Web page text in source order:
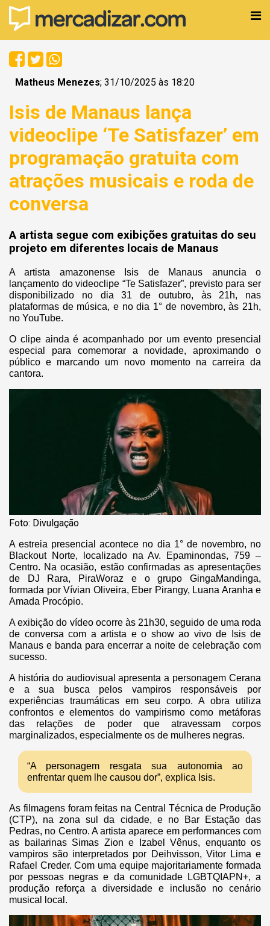
Matheus Menezes; 31/10/2025 às 18:20
Isis de Manaus lança
videoclipe ‘Te Satisfazer’ em
programação gratuita com
atrações musicais e roda de
conversa
A artista segue com exibições gratuitas do seu
projeto em diferentes locais de Manaus
A artista amazonense Isis de Manaus anuncia o
lançamento do videoclipe “Te Satisfazer”, previsto para ser
disponibilizado no dia 31 de outubro, às 21h, nas
plataformas de música, e no dia 1° de novembro, às 21h,
no YouTube.
O clipe ainda é acompanhado por um evento presencial
especial para comemorar a novidade, aproximando o
público e marcando um novo momento na carreira da
cantora.
Foto: Divulgação
A estreia presencial acontece no dia 1° de novembro, no
Blackout Norte, localizado na Av. Epaminondas, 759 –
Centro. Na ocasião, estão confirmadas as apresentações
de DJ Rara, PiraWoraz e o grupo GingaMandinga,
formada por Vívian Oliveira, Eber Pirangy, Luana Aranha e
Amada Procópio.
A exibição do vídeo ocorre às 21h30, seguido de uma roda
de conversa com a artista e o show ao vivo de Isis de
Manaus e banda para encerrar a noite de celebração com
sucesso.
A história do audiovisual apresenta a personagem Cerana
e a sua busca pelos vampiros responsáveis por
experiências traumáticas em seu corpo. A obra utiliza
confrontos e elementos do vampirismo como metáforas
das relações de poder que atravessam corpos
marginalizados, especialmente os de mulheres negras.
“A personagem resgata sua autonomia ao
enfrentar quem lhe causou dor”, explica Isis.
As filmagens foram feitas na Central Técnica de Produção
(CTP), na zona sul da cidade, e no Bar Estação das
Pedras, no Centro. A artista aparece em performances com
as bailarinas Simas Zion e Izabel Vênus, enquanto os
vampiros são interpretados por Deihvisson, Vitor Lima e
Rafael Creder. Com uma equipe majoritariamente formada
por pessoas negras e da comunidade LGBTQIAPN+, a
produção reforça a diversidade e inclusão no cenário
musical local.